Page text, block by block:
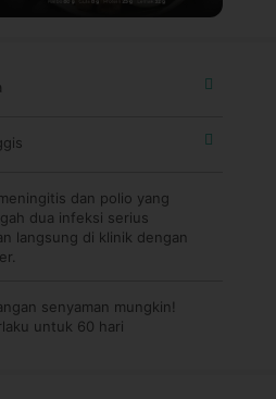
dan polio yang
dua infeksi serius
langsung di klinik dengan
senyaman mungkin!
untuk 60 hari